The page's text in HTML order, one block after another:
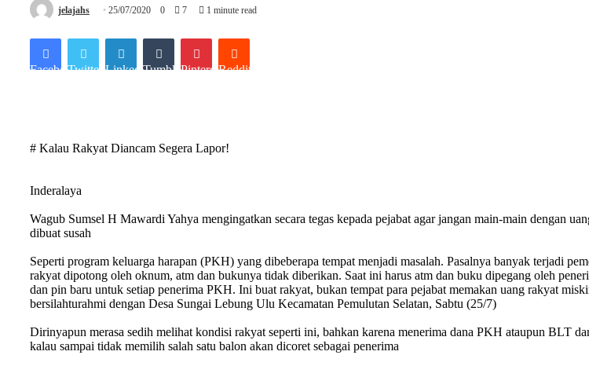
jelajahs 25/07/2020 0 7 1 minute read
FacebookTwitter LinkedInTumblr PinterestReddit
# Kalau Rakyat Diancam Segera Lapor!
Inderalaya
Wagub Sumsel H Mawardi Yahya mengingatkan secara tegas kepada pejabat agar jangan main-main dengan
dibuat susah
Seperti program keluarga harapan (PKH) yang dibeberapa tempat menjadi masalah. Pasalnya banyak terjadi
rakyat dipotong oleh oknum, atm dan bukunya tidak diberikan. Saat ini harus atm dan buku dipegang oleh
dan pin baru untuk setiap penerima PKH. Ini buat rakyat, bukan tempat para pejabat memakan uang rakyat
bersilahturahmi dengan Desa Sungai Lebung Ulu Kecamatan Pemulutan Selatan, Sabtu (25/7)
Dirinyapun merasa sedih melihat kondisi rakyat seperti ini, bahkan karena menerima dana PKH ataupun BLT
kalau sampai tidak memilih salah satu balon akan dicoret sebagai penerima